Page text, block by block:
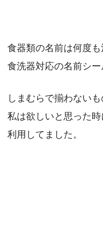
食器類の名前は何度
食洗器対応の名前シー
しまむらで揃わない
私は欲しいと思った
利用してました。